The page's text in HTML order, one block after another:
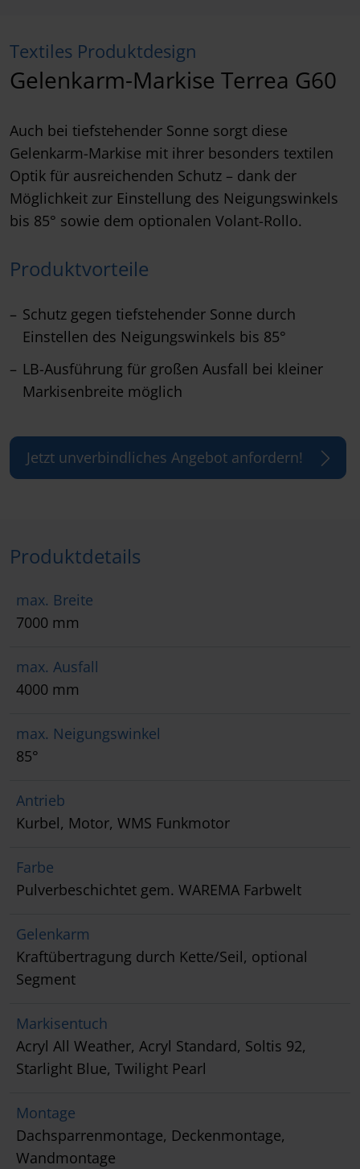
Textiles Produktdesign
Gelenkarm-Markise Terrea G60
Auch bei tiefstehender Sonne sorgt diese
Gelenkarm-Markise mit ihrer besonders textilen
Optik für ausreichenden Schutz – dank der
Möglichkeit zur Einstellung des Neigungswinkels
bis 85° sowie dem optionalen Volant-Rollo.
Produktvorteile
Schutz gegen tiefstehender Sonne durch
Einstellen des Neigungswinkels bis 85°
LB-Ausführung für großen Ausfall bei kleiner
Markisenbreite möglich
Jetzt unverbindliches Angebot anfordern!
Produktdetails
max. Breite
7000 mm
max. Ausfall
4000 mm
max. Neigungswinkel
85°
Antrieb
Kurbel, Motor, WMS Funkmotor
Farbe
Pulverbeschichtet gem. WAREMA Farbwelt
Gelenkarm
Kraftübertragung durch Kette/Seil, optional
Segment
Markisentuch
Acryl All Weather, Acryl Standard, Soltis 92,
Starlight Blue, Twilight Pearl
Montage
Dachsparrenmontage, Deckenmontage,
Wandmontage